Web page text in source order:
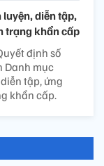
diễn tập,
trạng khẩn cấp
định số
Danh mục
tập, ứng
khẩn cấp.